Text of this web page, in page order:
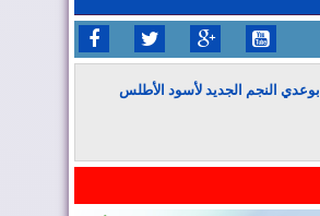
بوعدي النجم الجديد لأسود الأطلس